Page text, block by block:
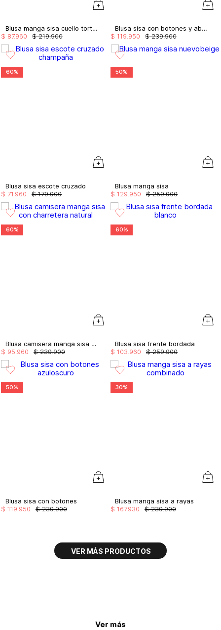
Blusa manga sisa cuello tortuga en rib
$ 219.900
$ 87.960
Blusa sisa con botones y abertura
$ 239.900
$ 119 950
60%
Blusa sisa escote cruzado
$ 179.900
$ 71 960
50%
Blusa manga sisa
$ 259.900
$ 129 950
60%
Blusa camisera manga sisa con charretera
$ 239.900
$ 95 960
60%
Blusa sisa frente bordada
$ 259.900
$ 103 960
50%
Blusa sisa con botones
$ 239.900
$ 119.950
30%
Blusa manga sisa a rayas
$ 239.900
$ 167.930
Ver más